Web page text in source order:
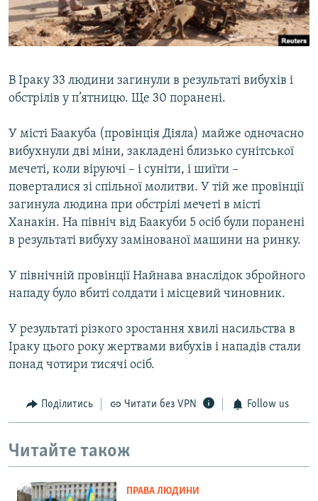
ВІДЕОУРОКИ «ELIFBE»
СВІДЧЕННЯ ОКУПАЦІЇ
ІНФОГРАФІКА
Русский
Qırımtatar
ДОЛУЧАЙСЯ!
Усі сайти RFE/RL
В Іраку 33 людини загинули в результаті вибухів і
обстрілів у п’ятницю. Ще 30 поранені.
У місті Баакуба (провінція Діяла) майже одночасно
вибухнули дві міни, закладені близько сунітської
мечеті, коли віруючі – і суніти, і шиїти –
поверталися зі спільної молитви. У тій же провінції
загинула людина при обстрілі мечеті в місті
Ханакін. На північ від Баакуби 5 осіб були поранені
в результаті вибуху замінованої машини на ринку.
У північній провінції Найнава внаслідок збройного
нападу було вбиті солдати і місцевий чиновник.
У результаті різкого зростання хвилі насильства в
Іраку цього року жертвами вибухів і нападів стали
понад чотири тисячі осіб.
Поділитись Читати без VPN Follow us
Читайте також
ПРАВА ЛЮДИНИ